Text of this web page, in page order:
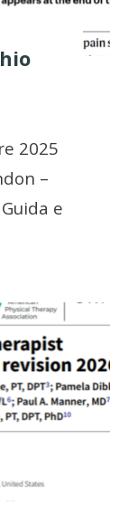
2025
–
e